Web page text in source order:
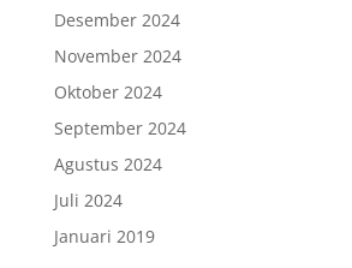
Desember 2024
November 2024
Oktober 2024
September 2024
Agustus 2024
Juli 2024
Januari 2019